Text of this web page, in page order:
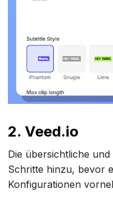
2. Veed.io
Die übersichtliche
Schritte hinzu, bevor
Konfigurationen